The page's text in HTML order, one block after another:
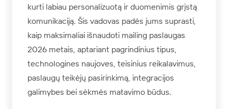
kurti labiau personalizuotą ir duomenimis grįstą
komunikaciją. Šis vadovas padės jums suprasti,
kaip maksimaliai išnaudoti mailing paslaugas
2026 metais, aptariant pagrindinius tipus,
technologines naujoves, teisinius reikalavimus,
paslaugų teikėjų pasirinkimą, integracijos
galimybes bei sėkmės matavimo būdus.